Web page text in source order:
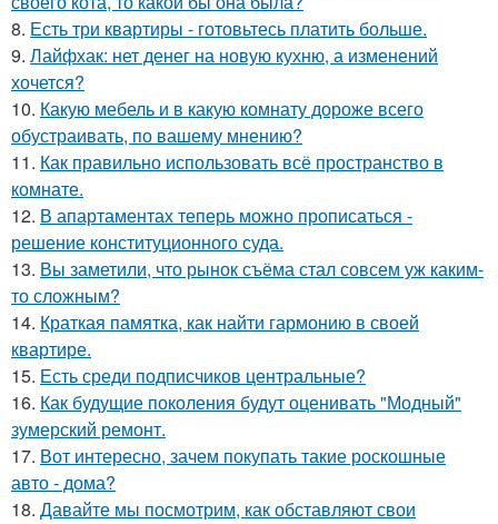
8. Есть три квартиры - готовьтесь платить больше.
9. Лайфхак: нет денег на новую кухню, а изменений
хочется?
10. Какую мебель и в какую комнату дороже всего
обустраивать, по вашему мнению?
11. Как правильно использовать всё пространство в
комнате.
12. В апартаментах теперь можно прописаться -
решение конституционного суда.
13. Вы заметили, что рынок съёма стал совсем уж каким-
то сложным?
14. Краткая памятка, как найти гармонию в своей
квартире.
15. Есть среди подписчиков центральные?
16. Как будущие поколения будут оценивать "Модный"
зумерский ремонт.
17. Вот интересно, зачем покупать такие роскошные
авто - дома?
18. Давайте мы посмотрим, как обставляют свои